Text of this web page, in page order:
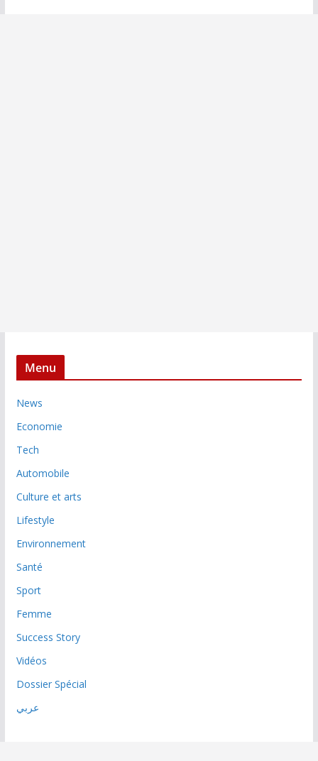
Menu
News
Economie
Tech
Automobile
Culture et arts
Lifestyle
Environnement
Santé
Sport
Femme
Success Story
Vidéos
Dossier Spécial
عربي